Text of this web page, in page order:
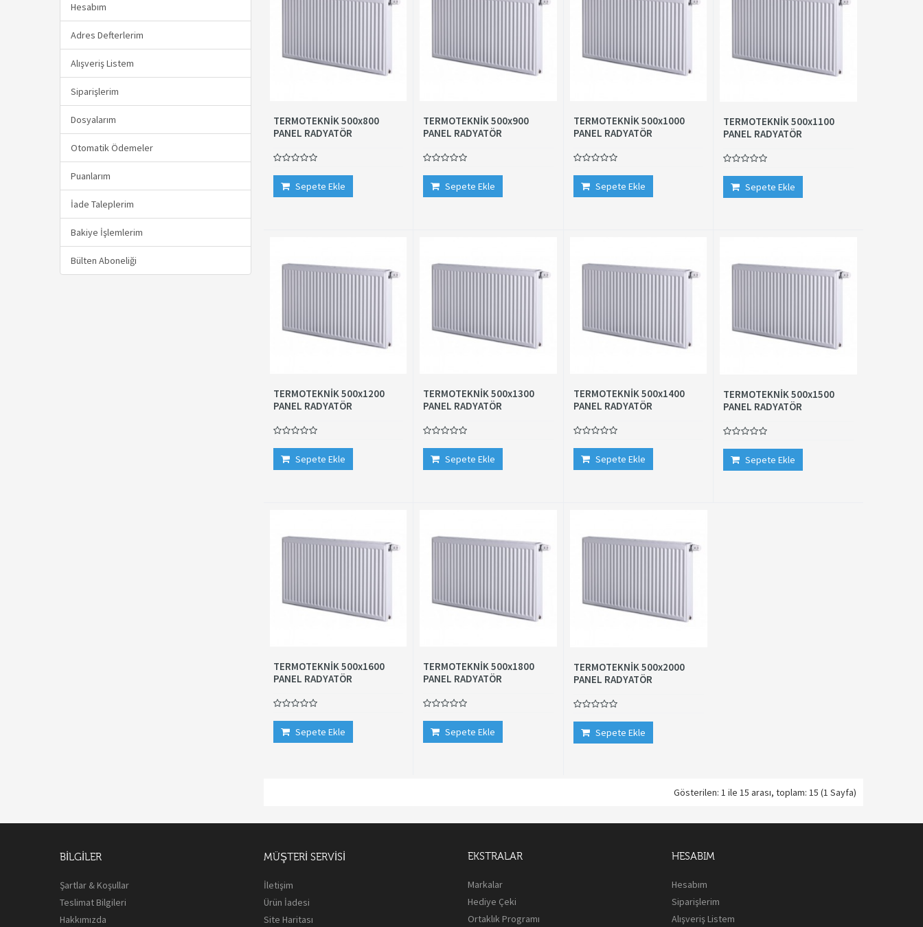
Hesabım
Adres Defterlerim
Alışveriş Listem
Siparişlerim
Dosyalarım
Otomatik Ödemeler
Puanlarım
İade Taleplerim
Bakiye İşlemlerim
Bülten Aboneliği
TERMOTEKNİK 500x800
PANEL RADYATÖR
Sepete Ekle
TERMOTEKNİK 500x900
PANEL RADYATÖR
Sepete Ekle
TERMOTEKNİK 500x1000
PANEL RADYATÖR
Sepete Ekle
TERMOTEKNİK 500x1100
PANEL RADYATÖR
Sepete Ekle
TERMOTEKNİK 500x1200
PANEL RADYATÖR
Sepete Ekle
TERMOTEKNİK 500x1300
PANEL RADYATÖR
Sepete Ekle
TERMOTEKNİK 500x1400
PANEL RADYATÖR
Sepete Ekle
TERMOTEKNİK 500x1500
PANEL RADYATÖR
Sepete Ekle
TERMOTEKNİK 500x1600
PANEL RADYATÖR
Sepete Ekle
TERMOTEKNİK 500x1800
PANEL RADYATÖR
Sepete Ekle
TERMOTEKNİK 500x2000
PANEL RADYATÖR
Sepete Ekle
Gösterilen: 1 ile 15 arası, toplam: 15 (1 Sayfa)
BILGILER
Şartlar & Koşullar
Teslimat Bilgileri
Hakkımızda
MÜŞTERI SERVISI
İletişim
Ürün İadesi
Site Haritası
EKSTRALAR
Markalar
Hediye Çeki
Ortaklık Programı
HESABIM
Hesabım
Siparişlerim
Alışveriş Listem